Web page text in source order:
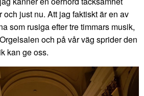
och just nu. Att jag faktiskt är en av
som rusiga efter tre timmars musik,
och på vår väg sprider den
kan ge oss.